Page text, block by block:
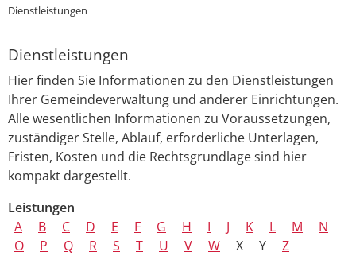
Dienstleistungen
Dienstleistungen
Hier finden Sie Informationen zu den Dienstleistungen
Ihrer Gemeindeverwaltung und anderer Einrichtungen.
Alle wesentlichen Informationen zu Voraussetzungen,
zuständiger Stelle, Ablauf, erforderliche Unterlagen,
Fristen, Kosten und die Rechtsgrundlage sind hier
kompakt dargestellt.
Leistungen
A
B C D E F G H I J K L M
N
O
P Q R S T U V W X Y Z